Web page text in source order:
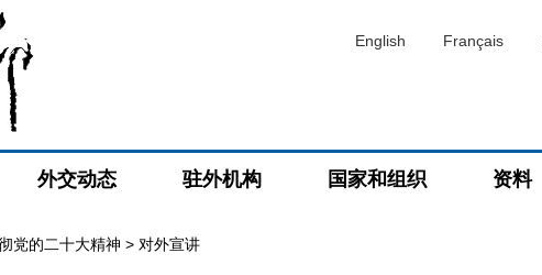
English Français
外交动态 驻外机构 国家和组织 资料
党的二十大精神 > 对外宣讲